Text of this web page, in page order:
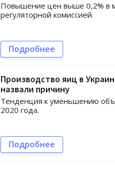
Повышение цен выше 0,2% в
регуляторной комиссией.
Подробнее
Производство яиц в
назвали причину
Тенденция к уменьшению
2020 года.
Подробнее